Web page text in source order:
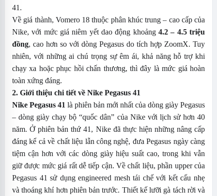
41.
Về giá thành, Vomero 18 thuộc phân khúc trung – cao cấp của
Nike, với mức giá niêm yết dao động khoảng 4.2 – 4.5 triệu
đồng, cao hơn so với dòng Pegasus do tích hợp ZoomX. Tuy
nhiên, với những ai chú trọng sự êm ái, khả năng hỗ trợ khi
chạy xa hoặc phục hồi chấn thương, thì đây là mức giá hoàn
toàn xứng đáng.
2. Giới thiệu chi tiết về Nike Pegasus 41
Nike Pegasus 41 là phiên bản mới nhất của dòng giày Pegasus
– dòng giày chạy bộ “quốc dân” của Nike với lịch sử hơn 40
năm. Ở phiên bản thứ 41, Nike đã thực hiện những nâng cấp
đáng kể cả về chất liệu lẫn công nghệ, đưa Pegasus ngày càng
tiệm cận hơn với các dòng giày hiệu suất cao, trong khi vẫn
giữ được mức giá rất dễ tiếp cận.Về chất liệu, phần upper của
Pegasus 41 sử dụng engineered mesh tái chế với kết cấu nhẹ
và thoáng khí hơn phiên bản trước. Thiết kế lưỡi gà tách rời và